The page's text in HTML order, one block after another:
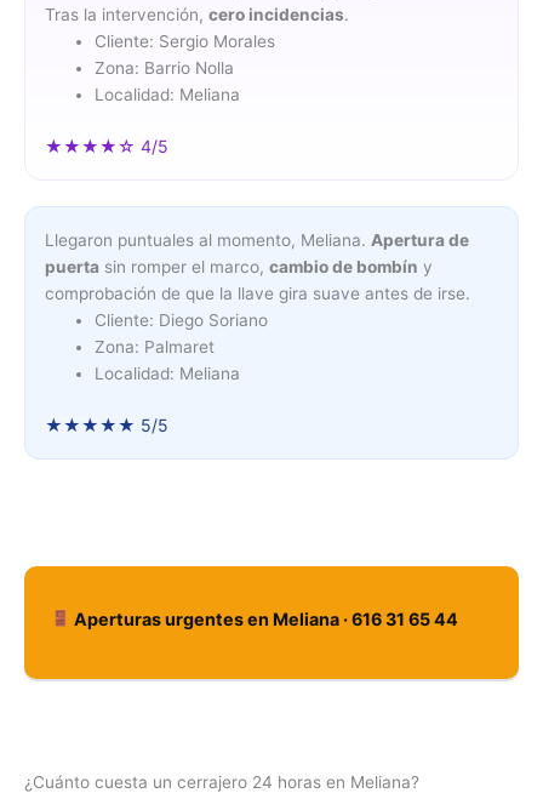
Tras la intervención, cero incidencias.
Cliente: Sergio Morales
Zona: Barrio Nolla
Localidad: Meliana
★★★★☆ 4/5
Llegaron puntuales al momento, Meliana. Apertura de
puerta sin romper el marco, cambio de bombín y
comprobación de que la llave gira suave antes de irse.
Cliente: Diego Soriano
Zona: Palmaret
Localidad: Meliana
★★★★★ 5/5
Aperturas urgentes en Meliana · 616 31 65 44
¿Cuánto cuesta un cerrajero 24 horas en Meliana?